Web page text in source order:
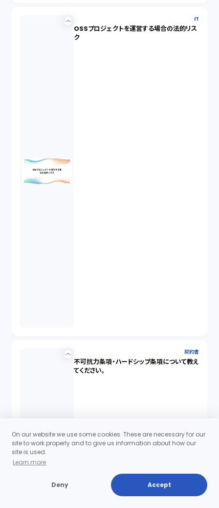
IT
OSSプロジェクトを運営する場合の法的リス
ク
契約書
不可抗力条項・ハードシップ条項について教え
てください。
On our website we use some cookies. These are necessary for our
site to work properly and to give us information about how our
site is used.
Learn more
Deny Accept